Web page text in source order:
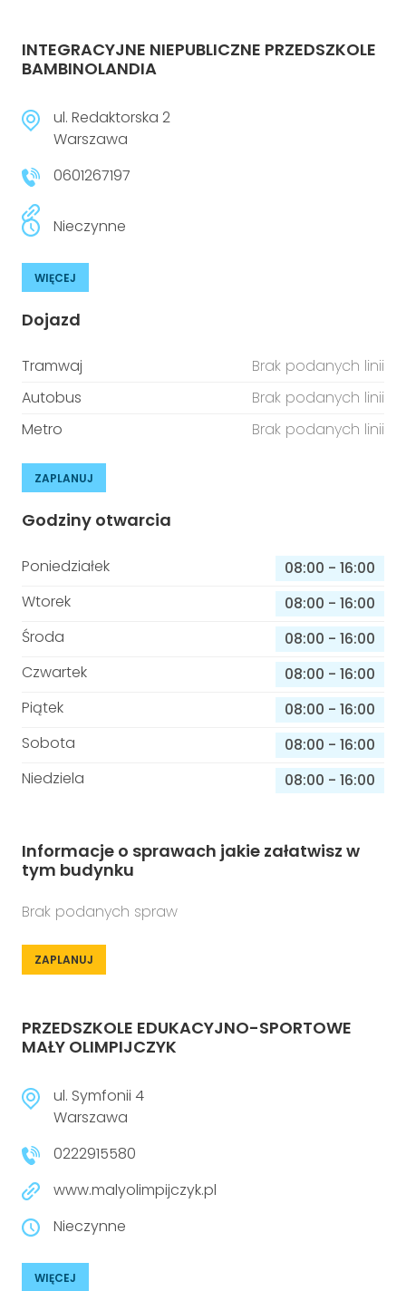
INTEGRACYJNE NIEPUBLICZNE PRZEDSZKOLE
BAMBINOLANDIA
ul. Redaktorska 2
Warszawa
0601267197
Nieczynne
WIĘCEJ
Dojazd
Tramwaj
Brak podanych linii
Autobus
Brak podanych linii
Metro
Brak podanych linii
ZAPLANUJ
Godziny otwarcia
Poniedziałek 08:00 - 16:00
Wtorek
08:00 - 16:00
Środa
08:00 - 16:00
Czwartek
08:00 - 16:00
Piątek
08:00 - 16:00
Sobota
08:00 - 16:00
Niedziela
08:00 - 16:00
Informacje o sprawach jakie załatwisz w
tym budynku
Brak podanych spraw
ZAPLANUJ
PRZEDSZKOLE EDUKACYJNO-SPORTOWE
MAŁY OLIMPIJCZYK
ul. Symfonii 4
Warszawa
0222915580
www.malyolimpijczyk.pl
Nieczynne
WIĘCEJ